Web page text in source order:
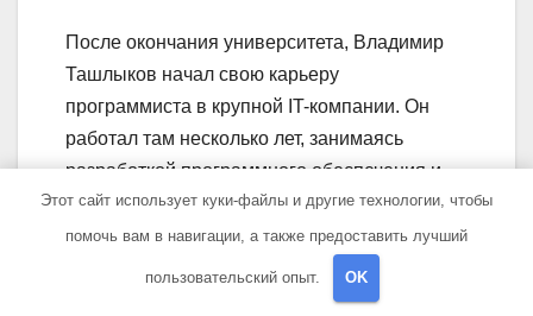
После окончания университета, Владимир
Ташлыков начал свою карьеру
программиста в крупной IT-компании. Он
работал там несколько лет, занимаясь
разработкой программного обеспечения и
управлением проектами. Позже он решил
создать свою собственную компанию в
сфере информационных технологий.
Сегодня он является успешным
Этот сайт использует куки-файлы и другие технологии, чтобы
помочь вам в навигации, а также предоставить лучший
пользовательский опыт. OK